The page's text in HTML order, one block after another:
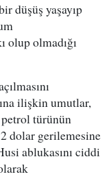
düşüş yaşayıp
olup olmadığı
ilişkin umutlar,
petrol türünün
dolar gerilemesine
ablukasını ciddi